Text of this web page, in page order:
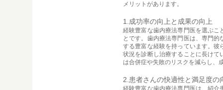
メリットがあります。
1.成功率の向上と成果の向上
経験豊富な歯内療法専門医を選ぶ
とです。歯内療法専門医は、専門
する豊富な経験を持っています。
状況を診断し治療することに長け
は合併症や失敗のリスクを減らし、
2.患者さんの快適性と満足度の
経験豊富な歯内療法専門医は、紹